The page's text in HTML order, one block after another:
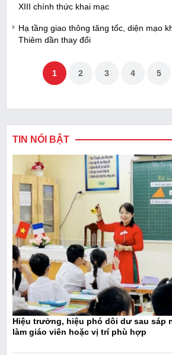
XIII chính thức khai mạc
Hạ tầng giao thông tăng tốc, diện mạo
Thiêm dần thay đổi
1 2 3 4 5
TIN NỔI BẬT
Hiệu trưởng, hiệu phó dôi dư sau sáp
làm giáo viên hoặc vị trí phù hợp